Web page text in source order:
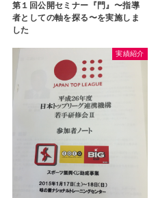
第１回公開セミナー『門』〜指導
者としての軸を探る〜を実施しま
した
実績紹介